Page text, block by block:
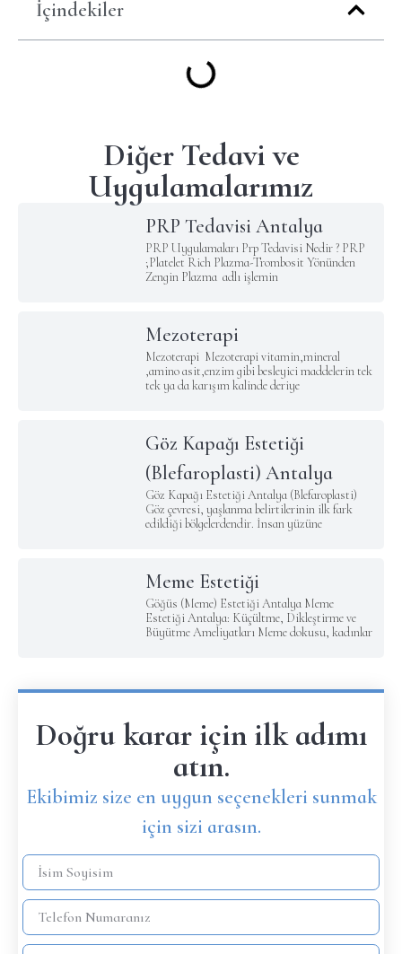
İçindekiler
Diğer Tedavi ve
Uygulamalarımız
PRP Tedavisi Antalya
PRP Uygulamaları Prp Tedavisi Nedir ? PRP
;Platelet Rich Plazma-Trombosit Yönünden
Zengin Plazma adlı işlemin
Mezoterapi
Mezoterapi Mezoterapi vitamin,mineral
,amino asit,enzim gibi besleyici maddelerin tek
tek ya da karışım kalinde deriye
Göz Kapağı Estetiği
(Blefaroplasti) Antalya
Göz Kapağı Estetiği Antalya (Blefaroplasti)
Göz çevresi, yaşlanma belirtilerinin ilk fark
edildiği bölgelerdendir. İnsan yüzüne
Meme Estetiği
Göğüs (Meme) Estetiği Antalya Meme
Estetiği Antalya: Küçültme, Dikleştirme ve
Büyütme Ameliyatları Meme dokusu, kadınlar
Doğru karar için ilk adımı
atın.
Ekibimiz size en uygun seçenekleri sunmak
için sizi arasın.